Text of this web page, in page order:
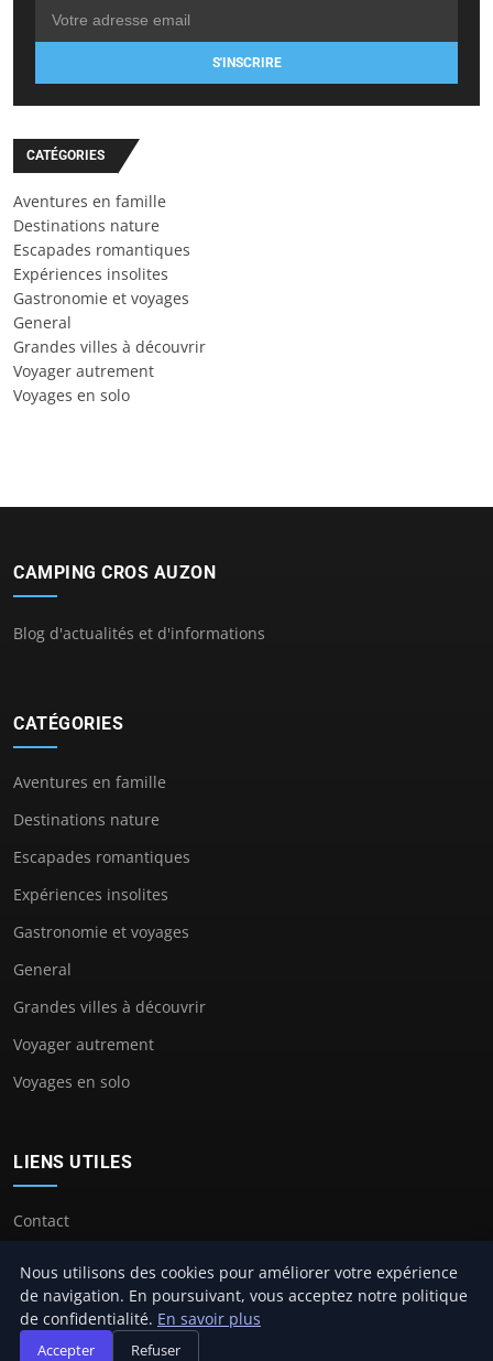
S'INSCRIRE
CATÉGORIES
Aventures en famille
Destinations nature
Escapades romantiques
Expériences insolites
Gastronomie et voyages
General
Grandes villes à découvrir
Voyager autrement
Voyages en solo
CAMPING CROS AUZON
Blog d'actualités et d'informations
CATÉGORIES
Aventures en famille
Destinations nature
Escapades romantiques
Expériences insolites
Gastronomie et voyages
General
Grandes villes à découvrir
Voyager autrement
Voyages en solo
LIENS UTILES
Contact
© 2026 Camping Cros Auzon. Tous droits réservés.
À proposMentions légales
Nous utilisons des cookies pour améliorer votre expérience
de navigation. En poursuivant, vous acceptez notre politique
de confidentialité. En savoir plus
Accepter Refuser